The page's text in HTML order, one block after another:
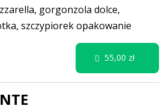
gorgonzola dolce,
szczypiorekopakowanie